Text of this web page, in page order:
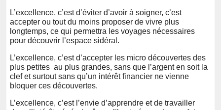
L’excellence, c’est d’éviter d’avoir à soigner, c’est
accepter ou tout du moins proposer de vivre plus
longtemps, ce qui permettra les voyages nécessaires
pour découvrir l’espace sidéral.
L’excellence, c’est d’accepter les micro découvertes des
plus petites au plus grandes, sans que l’argent en soit la
clef et surtout sans qu’un intérêt financier ne vienne
bloquer ces découvertes.
L’excellence, c’est l’envie d’apprendre et de travailler